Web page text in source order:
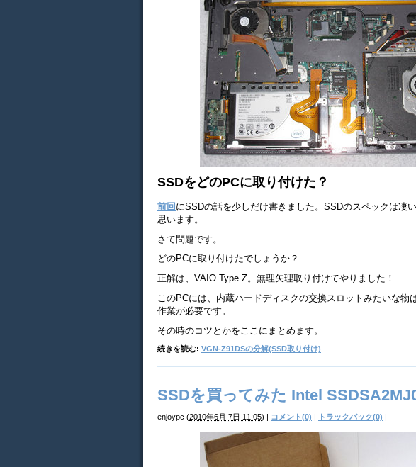
SSDをどのPCに取り付けた？
前回 にSSDの話を少しだけ書きました。SSDのスペックは凄
思います。
さて問題です。
どのPCに取り付けたでしょうか？
正解は、VAIO Type Z。無理矢理取り付けてやりました！
このPCには、内蔵ハードディスクの交換スロットみたいな物
作業が必要です。
その時のコツとかをここにまとめます。
続きを読む: VGN-Z91DSの分解(SSD取り付け)
SSDを買ってみた Intel
enjoypc (2010年6月 7日 11:05) コメント(0) トラックバック(0)